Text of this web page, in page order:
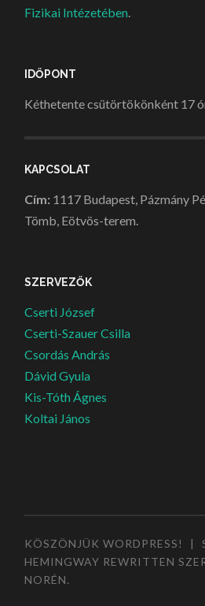
Fizikai Intézetében.
IDŐPONT
Kéthetente csütörtökönként 17
KAPCSOLAT
Cím: 1117 Budapest, Pázmány
Tömb, Eötvös-terem.
SZERVEZŐK
Cserti József
Cserti-Szauer Csilla
Csordás András
Dávid Gyula
Kis-Tóth Ágnes
Koltai János
KÖSZÖNJÜK WORDPRESS!
HEMINGWAY REWRITTEN
NORÉN.